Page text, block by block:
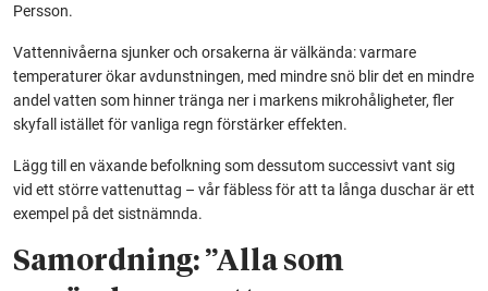
Persson.
Vattennivåerna sjunker och orsakerna är välkända: varmare
temperaturer ökar avdunstningen, med mindre snö blir det en mindre
andel vatten som hinner tränga ner i markens mikrohåligheter, fler
skyfall istället för vanliga regn förstärker effekten.
Lägg till en växande befolkning som dessutom successivt vant sig
vid ett större vattenuttag – vår fäbless för att ta långa duschar är ett
exempel på det sistnämnda.
Samordning: ”Alla som